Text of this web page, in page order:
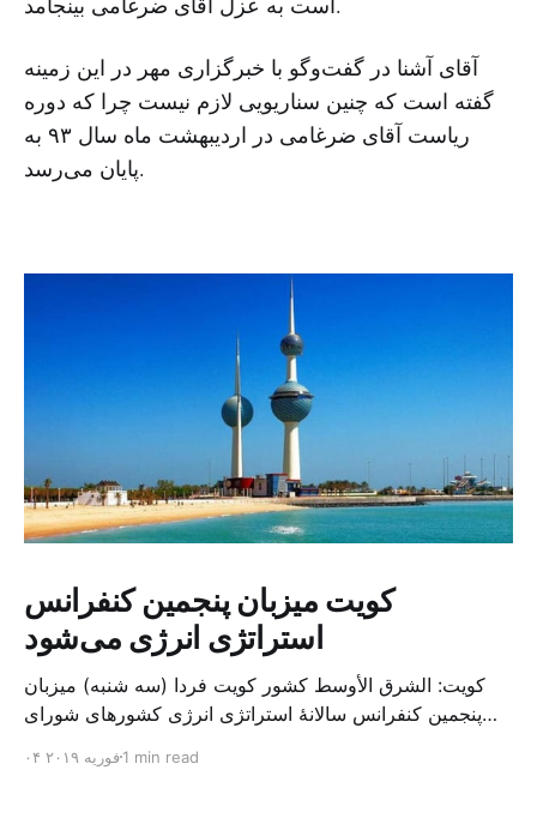
آقای آشنا در گفت‌وگو با خبرگزاری مهر در این زمینه
گفته است که چنین سناریویی لازم نیست چرا که دوره
ریاست آقای ضرغامی در اردیبهشت ماه سال ۹۳ به
پایان می‌رسد.
کویت میزبان پنجمین کنفرانس
استراتژی انرژی می‌شود
کویت: الشرق الأوسط کشور کویت فردا (سه شنبه) میزبان
پنجمین کنفرانس سالانهٔ استراتژی انرژی کشورهای شورای
متخصص از شرکت‌های جهانی نفت و گاز در این کنفرانس
۰۴ فوریه ۲۰۱۹1 min read